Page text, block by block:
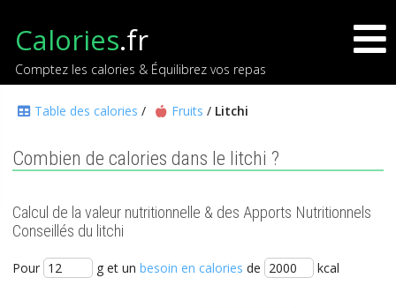
Calories.fr
Comptez les calories & Équilibrez vos repas
Table des calories / Fruits / Litchi
Combien de calories dans le litchi ?
Calcul de la valeur nutritionnelle & des Apports Nutritionnels
Conseillés du litchi
Pour g et un besoin en calories de kcal